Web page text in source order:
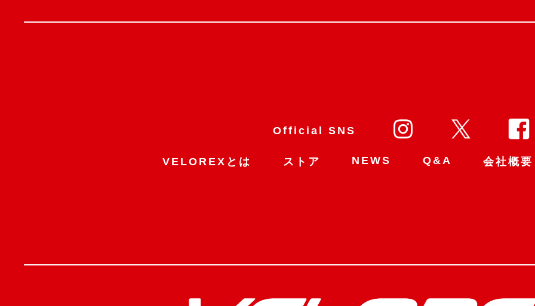
Official SNS
VELOREXとは ストア NEWS Q&A 会社概要